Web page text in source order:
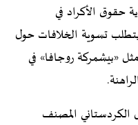
الأكراد في
تسوية الخلافات حول
«بيشمركة روجافا» في
الكردستاني المصنف